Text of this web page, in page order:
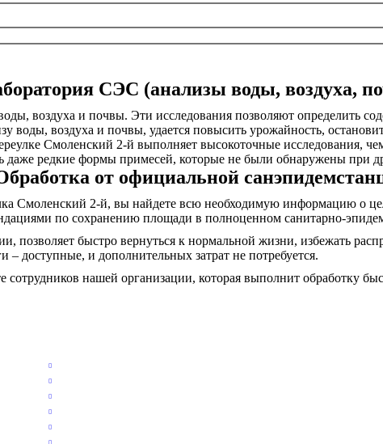
СЭС (анализы воды, воздуха,
воздуха и почвы. Эти исследования позволяют определить
воды, воздуха и почвы, удается повысить урожайность,
Смоленский 2-й выполняет высокоточные исследования,
даже редкие формы примесей, которые не были обнаружены при
от официальной
Смоленский 2-й, вы найдете всю необходимую информацию о
по сохранению площади в полноценном санитарно-
позволяет быстро вернуться к нормальной жизни, избежать
доступные, и дополнительных затрат не потребуется.
сотрудников нашей организации, которая выполнит обработку